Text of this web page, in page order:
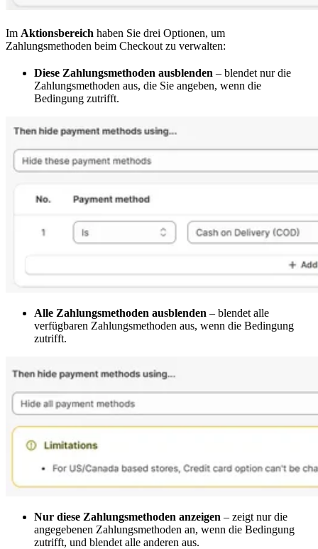
Im Aktionsbereich haben Sie drei Optionen, um
Zahlungsmethoden beim Checkout zu verwalten:
Diese Zahlungsmethoden ausblenden – blendet nur die
Zahlungsmethoden aus, die Sie angeben, wenn die
Bedingung zutrifft.
Alle Zahlungsmethoden ausblenden – blendet alle
verfügbaren Zahlungsmethoden aus, wenn die Bedingung
zutrifft.
Nur diese Zahlungsmethoden anzeigen – zeigt nur die
angegebenen Zahlungsmethoden an, wenn die Bedingung
zutrifft, und blendet alle anderen aus.